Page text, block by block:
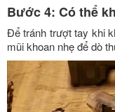
Bước 4: Có thể
Để tránh trượt tay khi
mũi khoan nhẹ để dò